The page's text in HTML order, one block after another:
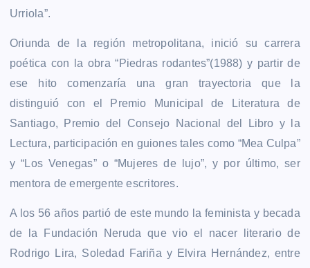
Urriola”.
Oriunda de la región metropolitana, inició su carrera
poética con la obra “Piedras rodantes”(1988) y partir de
ese hito comenzaría una gran trayectoria que la
distinguió con el Premio Municipal de Literatura de
Santiago, Premio del Consejo Nacional del Libro y la
Lectura, participación en guiones tales como “Mea Culpa”
y “Los Venegas” o “Mujeres de lujo”, y por último, ser
mentora de emergente escritores.
A los 56 años partió de este mundo la feminista y becada
de la Fundación Neruda que vio el nacer literario de
Rodrigo Lira, Soledad Fariña y Elvira Hernández, entre